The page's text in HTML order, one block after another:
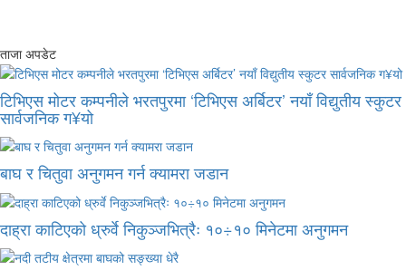
ताजा अपडेट
टिभिएस मोटर कम्पनीले भरतपुरमा ‘टिभिएस अर्बिटर’ नयाँ विद्युतीय स्कुटर
सार्वजनिक ग¥यो
बाघ र चितुवा अनुगमन गर्न क्यामरा जडान
दाह्रा काटिएको ध्रुर्वे निकुञ्जभित्रैः १०÷१० मिनेटमा अनुगमन